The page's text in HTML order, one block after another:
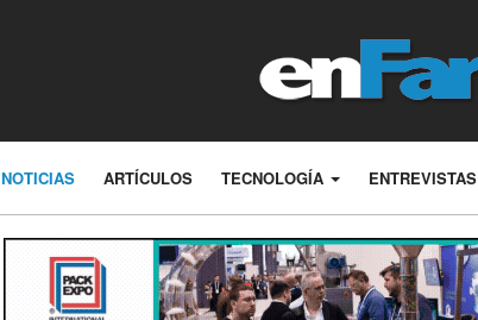
NOTICIAS ARTÍCULOS TECNOLOGÍA ENTREVISTAS